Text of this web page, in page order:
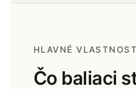
HLAVNÉ
Čo baliaci